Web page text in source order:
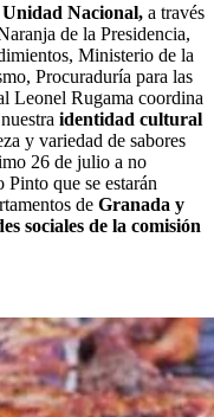
Nacional, a través
de la Presidencia,
Ministerio de la
Procuraduría para las
Leonel Rugama coordina
identidad cultural
y variedad de sabores
26 de julio a no
que se estarán
de Granada y
sociales de la comisión